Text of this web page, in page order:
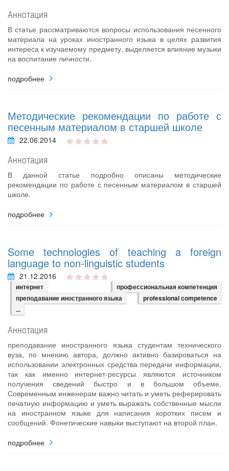
Аннотация
В статье рассматриваются вопросы использования песенного
материала на уроках иностранного языка в целях развития
интереса к изучаемому предмету, выделяется влияние музыки
на воспитание личности.
подробнее
Методические рекомендации по работе с
песенным материалом в старшей школе
22.06.2014
Аннотация
В данной статье подробно описаны методические
рекомендации по работе с песенным материалом в старшей
школе.
подробнее
Some technologies of teaching a foreign
language to non-linguistic students
21.12.2016
интернет
профессиональная компетенция
преподавание иностранного языка
professional competence
...
Аннотация
преподавание иностранного языка студентам технического
вуза, по мнению автора, должно активно базироваться на
использовании электронных средства передачи информации,
так как именно интернет-ресурсы являются источником
получения сведений быстро и в большом объеме.
Современным инженерам важно читать и уметь реферировать
печатную информацию и уметь выражать собственные мысли
на иностранном языке для написания коротких писем и
сообщений. Фонетические навыки выступают на второй план.
подробнее